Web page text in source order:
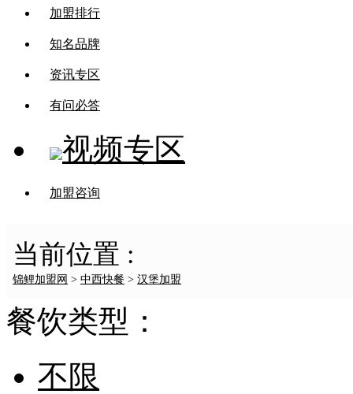
加盟排行
知名品牌
资讯专区
有问必答
视频专区
加盟咨询
当前位置 :
锦鲤加盟网 > 中西快餐 > 汉堡加盟
餐饮类型：
不限